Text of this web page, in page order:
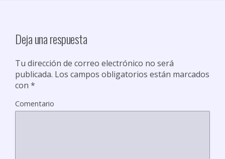
Deja una respuesta
Tu dirección de correo electrónico no será
publicada. Los campos obligatorios están marcados
con *
Comentario